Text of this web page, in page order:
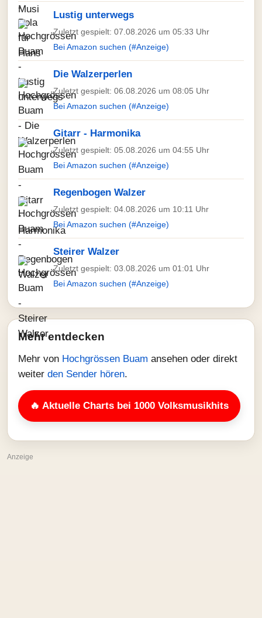
Lustig unterwegs
Zuletzt gespielt: 07.08.2026 um 05:33 Uhr
Bei Amazon suchen (#Anzeige)
Die Walzerperlen
Zuletzt gespielt: 06.08.2026 um 08:05 Uhr
Bei Amazon suchen (#Anzeige)
Gitarr - Harmonika
Zuletzt gespielt: 05.08.2026 um 04:55 Uhr
Bei Amazon suchen (#Anzeige)
Regenbogen Walzer
Zuletzt gespielt: 04.08.2026 um 10:11 Uhr
Bei Amazon suchen (#Anzeige)
Steirer Walzer
Zuletzt gespielt: 03.08.2026 um 01:01 Uhr
Bei Amazon suchen (#Anzeige)
Mehr entdecken
Mehr von Hochgrössen Buam ansehen oder direkt
weiter den Sender hören.
🔥 Aktuelle Charts bei 1000 Volksmusikhits
Anzeige